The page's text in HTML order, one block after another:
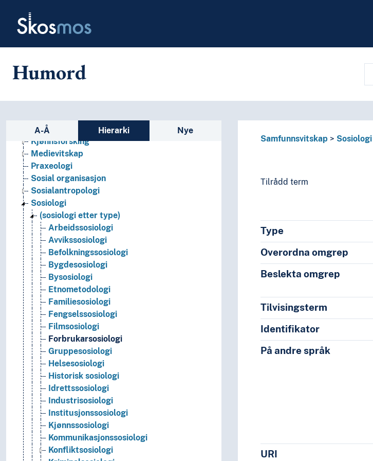
Skosmos
Humord
Sidefelt: navigér i vokabularet
A-Å Hierarki Nye
Samfunnsvitskap
Geografi
Kjønnsforsking
Medievitskap
Praxeologi
Sosial organisasjon
Sosialantropologi
Sosiologi
(sosiologi etter type)
Arbeidssosiologi
Avvikssosiologi
Befolkningssosiologi
Bygdesosiologi
Bysosiologi
Etnometodologi
Familiesosiologi
Fengselssosiologi
Filmsosiologi
Forbrukarsosiologi
Gruppesosiologi
Helsesosiologi
Historisk sosiologi
Idrettssosiologi
Industrisosiologi
Institusjonssosiologi
Kjønnssosiologi
Kommunikasjonssosiologi
Konfliktsosiologi
Samfunnsvitskap Sosiologi
Tilrådd term
Type
Overordna omgrep
Beslekta omgrep
Tilvisingsterm
Identifikator
På andre språk
URI